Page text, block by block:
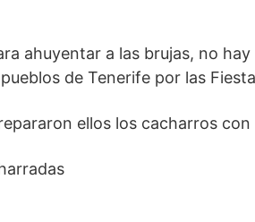
ahuyentar a las brujas, no
de Tenerife por las
ellos los cacharros con